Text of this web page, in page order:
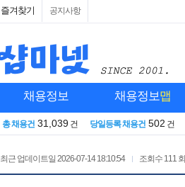
즐겨찾기 공지사항
채용정보 채용정보맵
총 채용건 31,039 건 당일등록 채용건 502 건
최근 업데이트일 2026-07-14 18:10:54 조회수 111 회